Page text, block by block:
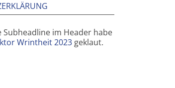
Subheadline im Header habe
Wrintheit 2023 geklaut.